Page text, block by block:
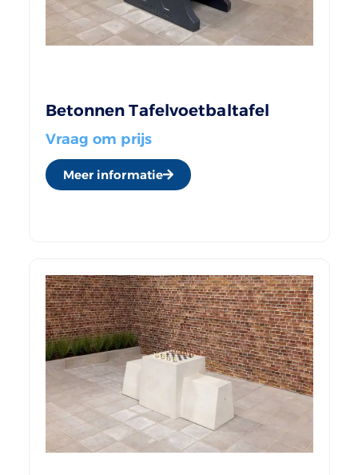
Betonnen Tafelvoetbaltafel
Vraag om prijs
Meer informatie